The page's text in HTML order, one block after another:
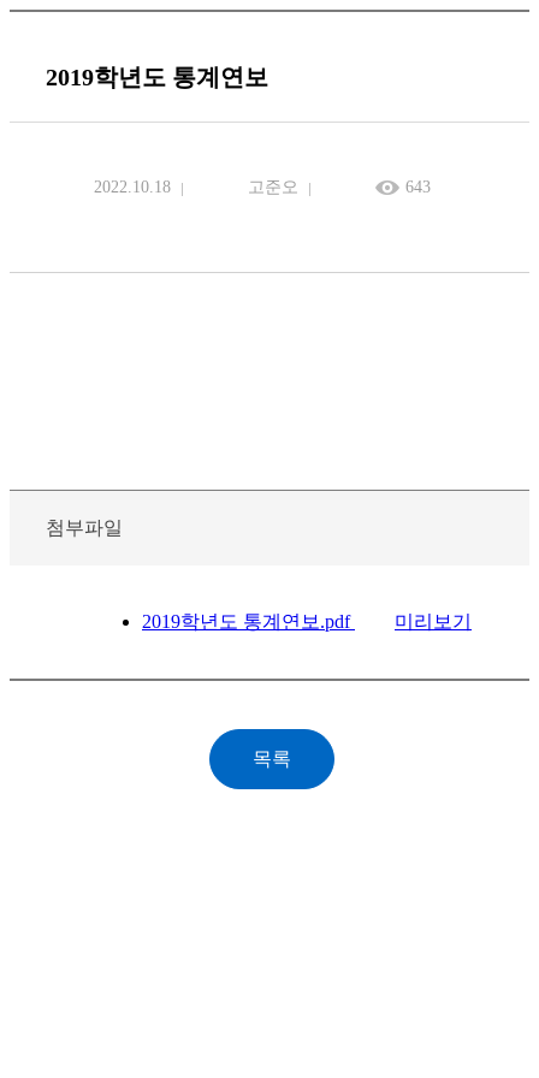
2019학년도 통계연보
2022.10.18 고준오 643
첨부파일
2019학년도 통계연보.pdf 미리보기